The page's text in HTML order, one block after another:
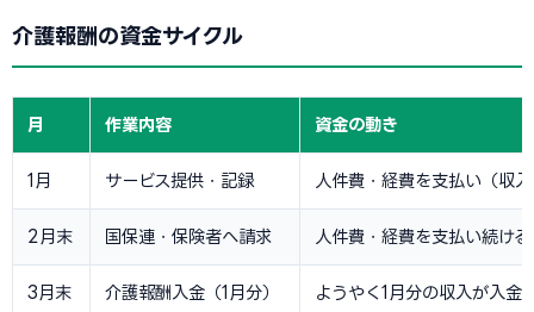
介護報酬の資金サイクル
月 作業内容 資金の動き
1月 サービス提供・記録 人件費・経費を支払い（収
2月末 国保連・保険者へ請求 人件費・経費を支払い続ける
3月末 介護報酬入金（1月分） ようやく1月分の収入が入金